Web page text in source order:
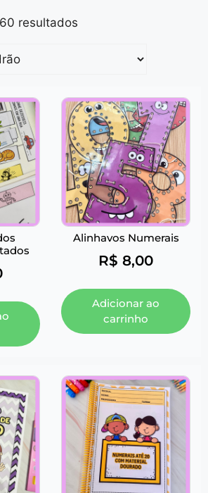
resultados
Alinhavos Numerais
R$ 8,00
Adicionar ao
carrinho